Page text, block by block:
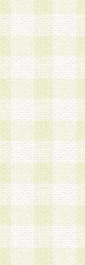
およびパスワー
の発生について
を問わず、一切
る氏名・住所
情報を当社が別
り扱うものとし
定める目的に利
で個人情報を利
用するものとし
査サンプル品
合わせなどへ